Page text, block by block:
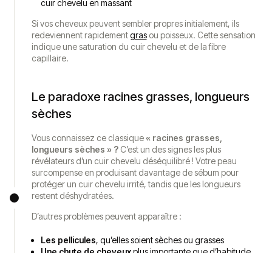
cuir chevelu en massant
Si vos cheveux peuvent sembler propres initialement, ils
redeviennent rapidementgrasou poisseux. Cette sensation
indique une saturation du cuir chevelu et de la fibre
capillaire.
Le paradoxe racines grasses, longueurs
sèches
Vous connaissez ce classique« racines grasses,
longueurs sèches » ?C’est un des signes les plus
révélateurs d’un cuir chevelu déséquilibré ! Votre peau
surcompense en produisant davantage de sébum pour
protéger un cuir chevelu irrité, tandis que les longueurs
restent déshydratées.
D’autres problèmes peuvent apparaître :
Les pellicules, qu’elles soient sèches ou grasses